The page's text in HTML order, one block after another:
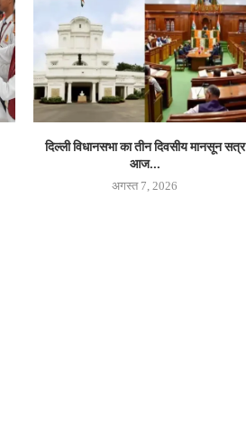
दिल्ली विधानसभा का तीन दिवसीय मानसून सत्र
आज...
अगस्त 7, 2026